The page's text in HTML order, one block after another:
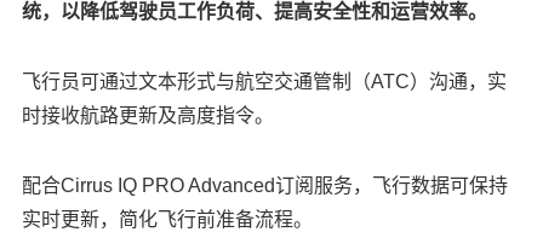
统，以降低驾驶员工作负荷、提高安全性和运营效率。
飞行员可通过文本形式与航空交通管制（ATC）沟通，实
时接收航路更新及高度指令。
配合Cirrus IQ PRO Advanced订阅服务，飞行数据可保持
实时更新，简化飞行前准备流程。